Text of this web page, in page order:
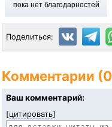
пока нет благодарностей
Поделиться:
Комментарии
Ваш комментарий:
[цитировать]